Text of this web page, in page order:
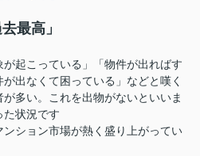
最高」
が起こっている」「物件が出ればす
出なくて困っている」などと嘆く
多い。これを出物がないといいま
状況です
ション市場が熱く盛り上がってい